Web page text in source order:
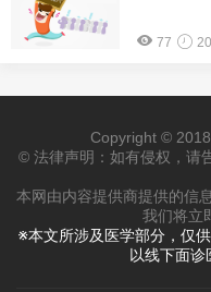
77
Copyright ©
© 法律声明：如有侵权，请
本网由内容提供商提供的信
我们将立
※本文所涉及医学部分，仅
以线下面诊